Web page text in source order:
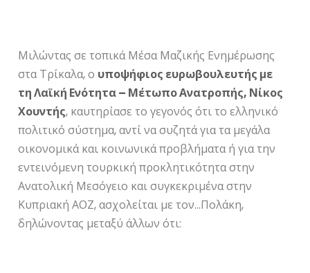
Μιλώντας σε τοπικά Μέσα Μαζικής Ενημέρωσης
στα Τρίκαλα, ο υποψήφιος ευρωβουλευτής με
τη Λαϊκή Ενότητα – Μέτωπο Ανατροπής, Νίκος
Χουντής, καυτηρίασε το γεγονός ότι το ελληνικό
πολιτικό σύστημα, αντί να συζητά για τα μεγάλα
οικονομικά και κοινωνικά προβλήματα ή για την
εντεινόμενη τουρκική προκλητικότητα στην
Ανατολική Μεσόγειο και συγκεκριμένα στην
Κυπριακή ΑΟΖ, ασχολείται με τον…Πολάκη,
δηλώνοντας μεταξύ άλλων ότι: